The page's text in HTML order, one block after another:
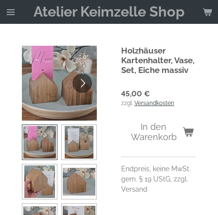
Zum
Atelier Keimzelle Shop
Holzhäuser
Kartenhalter, Vase,
Set, Eiche massiv
45,00 €
zzgl. Versandkosten
In den
Warenkorb
Endpreis, keine MwSt.
gem. § 19 UStG, zzgl.
Versand